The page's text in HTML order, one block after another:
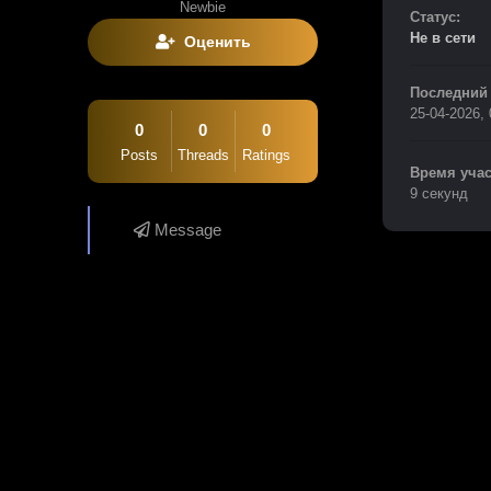
Newbie
Оценить
0
Posts
0
Threads
0
Ratings
Message
Статус:
Не в сети
Последний
25-04-2026,
Время
9 секунд